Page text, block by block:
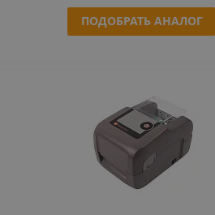
ПОДОБРАТЬ АНАЛОГ